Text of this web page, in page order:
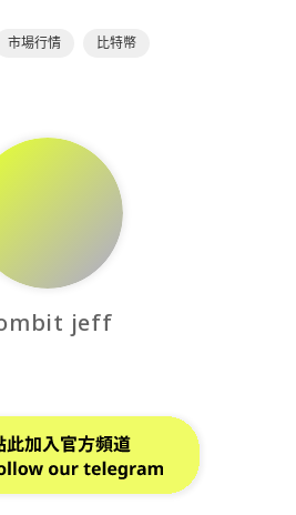
市場行情 比特幣
jeff